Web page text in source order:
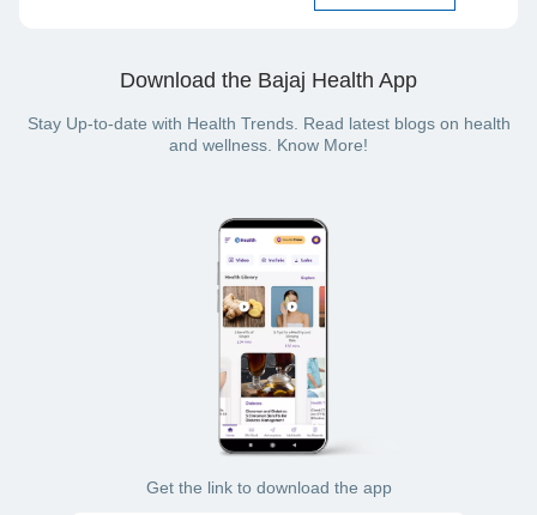
Download the Bajaj Health App
Stay Up-to-date with Health Trends. Read latest blogs on health
and wellness. Know More!
Get the link to download the app